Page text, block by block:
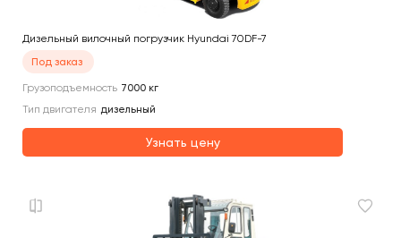
Дизельный вилочный погрузчик Hyundai 70DF-7
Под заказ
Грузоподъемность 7000 кг
Тип двигателя дизельный
Узнать цену